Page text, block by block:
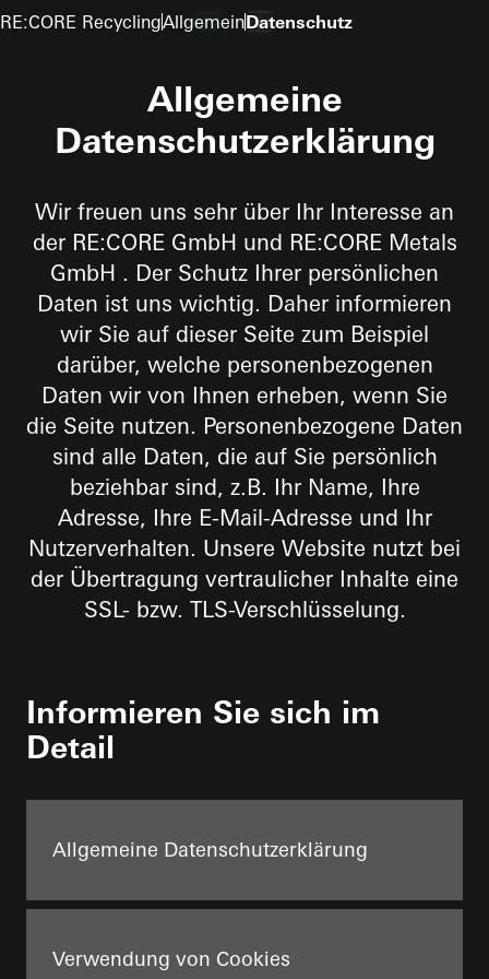
To the main content Navigation öffnen
RE:CORE RecyclingAllgemeinDatenschutz
Allgemeine
Datenschutzerklärung
Wir freuen uns sehr über Ihr Interesse an
der RE:CORE GmbH und RE:CORE Metals
GmbH . Der Schutz Ihrer persönlichen
Daten ist uns wichtig. Daher informieren
wir Sie auf dieser Seite zum Beispiel
darüber, welche personenbezogenen
Daten wir von Ihnen erheben, wenn Sie
die Seite nutzen. Personenbezogene Daten
sind alle Daten, die auf Sie persönlich
beziehbar sind, z.B. Ihr Name, Ihre
Adresse, Ihre E-Mail-Adresse und Ihr
Nutzerverhalten. Unsere Website nutzt bei
der Übertragung vertraulicher Inhalte eine
SSL- bzw. TLS-Verschlüsselung.
Informieren Sie sich im
Detail
Allgemeine Datenschutzerklärung
Verwendung von Cookies